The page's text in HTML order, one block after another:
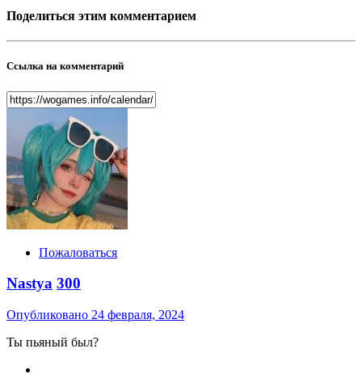
Поделиться этим комментарием
Ссылка на комментарий
Пожаловаться
Nastya 300
Опубликовано 24 февраля, 2024
Ты пьяный был?